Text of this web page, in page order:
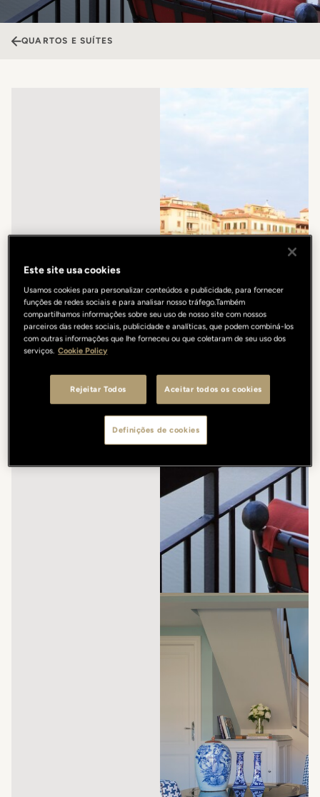
QUARTOS E SUÍTES
Este site usa cookies
Usamos cookies para personalizar conteúdos e publicidade, para fornecer
funções de redes sociais e para analisar nosso tráfego.Também
compartilhamos informações sobre seu uso de nosso site com nossos
parceiros das redes sociais, publicidade e analíticas, que podem combiná-los
com outras informações que lhe forneceu ou que coletaram de seu uso dos
serviços. Cookie Policy
Rejeitar Todos Aceitar todos os cookies
Definições de cookies